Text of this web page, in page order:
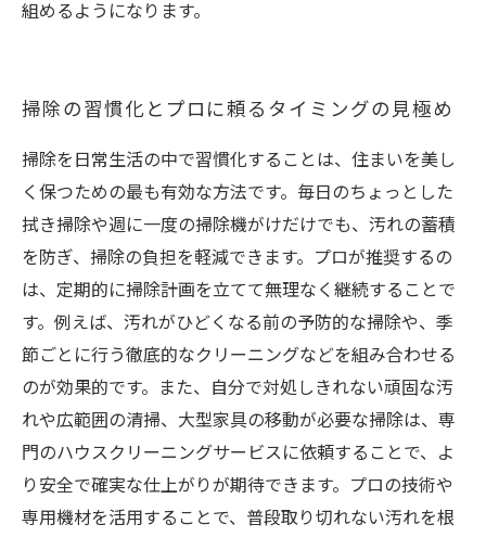
組めるようになります。
掃除の習慣化とプロに頼るタイミングの見極め
掃除を日常生活の中で習慣化することは、住まいを美し
く保つための最も有効な方法です。毎日のちょっとした
拭き掃除や週に一度の掃除機がけだけでも、汚れの蓄積
を防ぎ、掃除の負担を軽減できます。プロが推奨するの
は、定期的に掃除計画を立てて無理なく継続することで
す。例えば、汚れがひどくなる前の予防的な掃除や、季
節ごとに行う徹底的なクリーニングなどを組み合わせる
のが効果的です。また、自分で対処しきれない頑固な汚
れや広範囲の清掃、大型家具の移動が必要な掃除は、専
門のハウスクリーニングサービスに依頼することで、よ
り安全で確実な仕上がりが期待できます。プロの技術や
専用機材を活用することで、普段取り切れない汚れを根